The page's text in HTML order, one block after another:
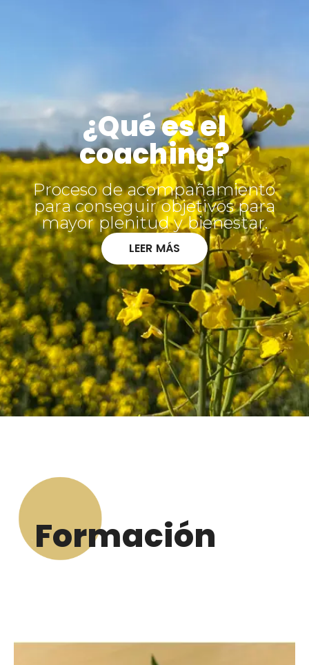
¿Qué es el
coaching?
Proceso de acompañamiento
para conseguir objetivos para
mayor plenitud y bienestar.
LEER MÁS
Formación